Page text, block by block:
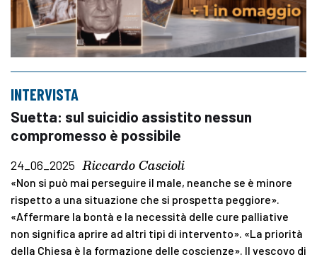
INTERVISTA
Suetta: sul suicidio assistito nessun
compromesso è possibile
24_06_2025 Riccardo Cascioli
«Non si può mai perseguire il male, neanche se è minore
rispetto a una situazione che si prospetta peggiore».
«Affermare la bontà e la necessità delle cure palliative
non significa aprire ad altri tipi di intervento». «La priorità
della Chiesa è la formazione delle coscienze». Il vescovo di